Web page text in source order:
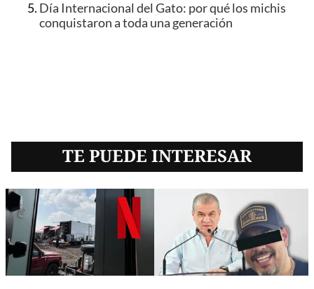
Día Internacional del Gato: por qué los michis
conquistaron a toda una generación
TE PUEDE INTERESAR